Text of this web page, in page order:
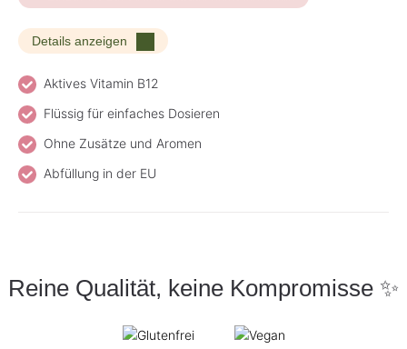
Details anzeigen
Aktives Vitamin B12
Flüssig für einfaches Dosieren
Ohne Zusätze und Aromen
Abfüllung in der EU
Reine Qualität, keine Kompromisse ✨